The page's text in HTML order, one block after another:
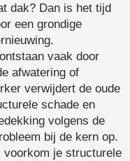
dak? Dan is het tijd
een grondige
vaak door
afwatering of
verwijdert de oude
schade en
volgens de
bij de kern op.
voorkom je structurele